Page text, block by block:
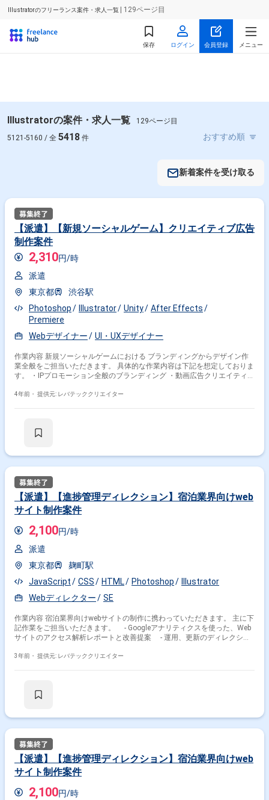
Illustratorのフリーランス案件・求人一覧 | 129ページ目
保存 ログイン 会員登録 メニュー
Illustratorの案件・求人一覧
129ページ目
5121-5160 / 全 5418 件
新着案件を受け取る
【派遣】【新規ソーシャルゲーム】クリエイティブ広告
制作案件
2,310円/時
派遣
東京都
渋谷駅
Photoshop
Illustrator Unity
After Effects
Premiere
Webデザイナー
UI・UXデザイナー
作業内容 新規ソーシャルゲームにおける ブランディングからデザイン作
業全般をご担当いただきます。 具体的な作業内容は下記を想定しておりま
す。 ・IPプロモーション全般のブランディング ・動画広告クリエイティブ
もお任せいたします
4年前・ 提供元: レバテッククリエイター
【派遣】【進捗管理ディレクション】宿泊業界向けweb
サイト制作案件
2,100円/時
派遣
東京都
麹町駅
JavaScript
CSS HTML Photoshop
Illustrator
Webディレクター
SE
作業内容 宿泊業界向けwebサイトの制作に携わっていただきます。 主に下
記作業をご担当いただきます。 - Googleアナリティクスを使った、Web
サイトのアクセス解析レポートと改善提案 - 運用、更新のディレクショ
3年前・ 提供元: レバテッククリエイター
【派遣】【進捗管理ディレクション】宿泊業界向けweb
サイト制作案件
2,100円/時